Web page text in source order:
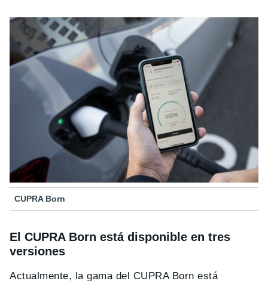
CUPRA Born
El CUPRA Born está disponible en tres
versiones
Actualmente, la gama del CUPRA Born está